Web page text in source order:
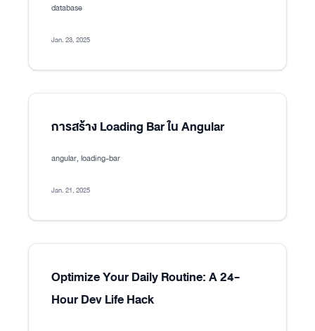
database
Jan. 23, 2025
การสร้าง Loading Bar ใน Angular
angular, loading-bar
Jan. 21, 2025
Optimize Your Daily Routine: A 24-
Hour Dev Life Hack